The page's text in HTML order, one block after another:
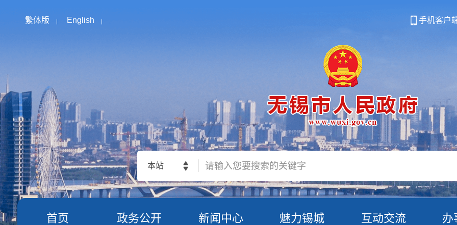
繁体版 English 手机客户
本站
首页 政务公开 新闻中心 魅力锡城 互动交流 办